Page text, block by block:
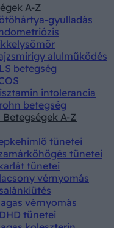
A-Z
gyulladás
alulműködés
betegség
intolerancia
betegség
Betegségek A-Z
tünetei
tünetei
tünetei
vérnyomás
vérnyomás
tünetei